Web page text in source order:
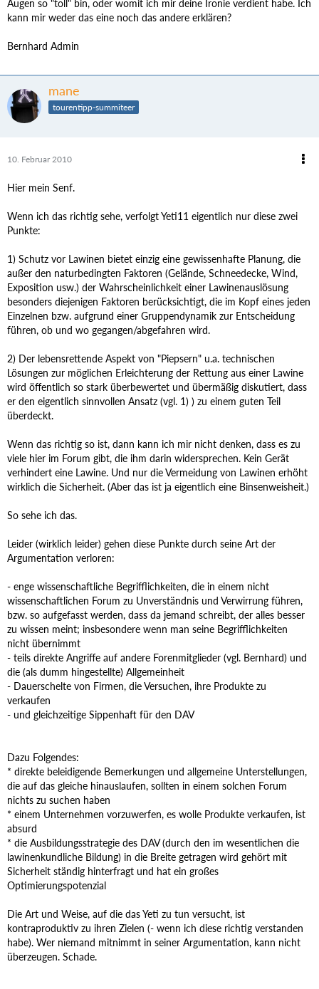
Augen so "toll" bin, oder womit ich mir deine Ironie verdient habe. Ich
kann mir weder das eine noch das andere erklären?
Bernhard Admin
mane
tourentipp-summiteer
10. Februar 2010
Hier mein Senf.
Wenn ich das richtig sehe, verfolgt Yeti11 eigentlich nur diese zwei
Punkte:
1) Schutz vor Lawinen bietet einzig eine gewissenhafte Planung, die
außer den naturbedingten Faktoren (Gelände, Schneedecke, Wind,
Exposition usw.) der Wahrscheinlichkeit einer Lawinenauslösung
besonders diejenigen Faktoren berücksichtigt, die im Kopf eines jeden
Einzelnen bzw. aufgrund einer Gruppendynamik zur Entscheidung
führen, ob und wo gegangen/abgefahren wird.
2) Der lebensrettende Aspekt von "Piepsern" u.a. technischen
Lösungen zur möglichen Erleichterung der Rettung aus einer Lawine
wird öffentlich so stark überbewertet und übermäßig diskutiert, dass
er den eigentlich sinnvollen Ansatz (vgl. 1) ) zu einem guten Teil
überdeckt.
Wenn das richtig so ist, dann kann ich mir nicht denken, dass es zu
viele hier im Forum gibt, die ihm darin widersprechen. Kein Gerät
verhindert eine Lawine. Und nur die Vermeidung von Lawinen erhöht
wirklich die Sicherheit. (Aber das ist ja eigentlich eine Binsenweisheit.)
So sehe ich das.
Leider (wirklich leider) gehen diese Punkte durch seine Art der
Argumentation verloren:
- enge wissenschaftliche Begrifflichkeiten, die in einem nicht
wissenschaftlichen Forum zu Unverständnis und Verwirrung führen,
bzw. so aufgefasst werden, dass da jemand schreibt, der alles besser
zu wissen meint; insbesondere wenn man seine Begrifflichkeiten
nicht übernimmt
- teils direkte Angriffe auf andere Forenmitglieder (vgl. Bernhard) und
die (als dumm hingestellte) Allgemeinheit
- Dauerschelte von Firmen, die Versuchen, ihre Produkte zu
verkaufen
- und gleichzeitige Sippenhaft für den DAV
Dazu Folgendes:
* direkte beleidigende Bemerkungen und allgemeine Unterstellungen,
die auf das gleiche hinauslaufen, sollten in einem solchen Forum
nichts zu suchen haben
* einem Unternehmen vorzuwerfen, es wolle Produkte verkaufen, ist
absurd
* die Ausbildungsstrategie des DAV (durch den im wesentlichen die
lawinenkundliche Bildung) in die Breite getragen wird gehört mit
Sicherheit ständig hinterfragt und hat ein großes
Optimierungspotenzial
Die Art und Weise, auf die das Yeti zu tun versucht, ist
kontraproduktiv zu ihren Zielen (- wenn ich diese richtig verstanden
habe). Wer niemand mitnimmt in seiner Argumentation, kann nicht
überzeugen. Schade.